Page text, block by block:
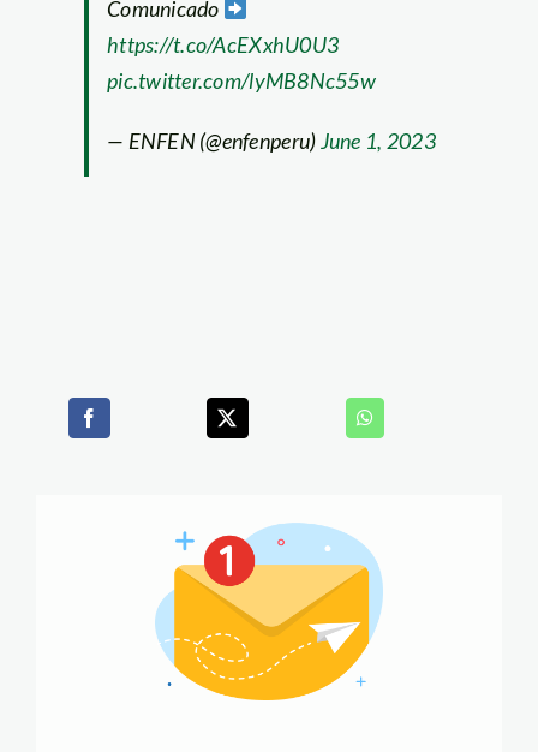
Comunicado
https://t.co/AcEXxhU0U3
pic.twitter.com/lyMB8Nc55w
— ENFEN (@enfenperu)June 1, 2023